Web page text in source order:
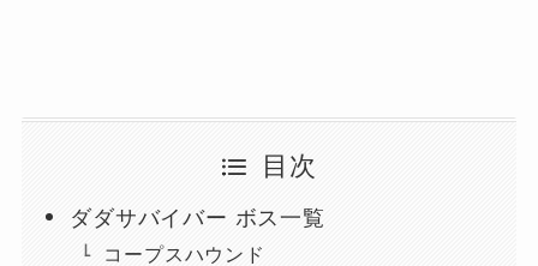
目次
ダダサバイバー ボス一覧
コープスハウンド